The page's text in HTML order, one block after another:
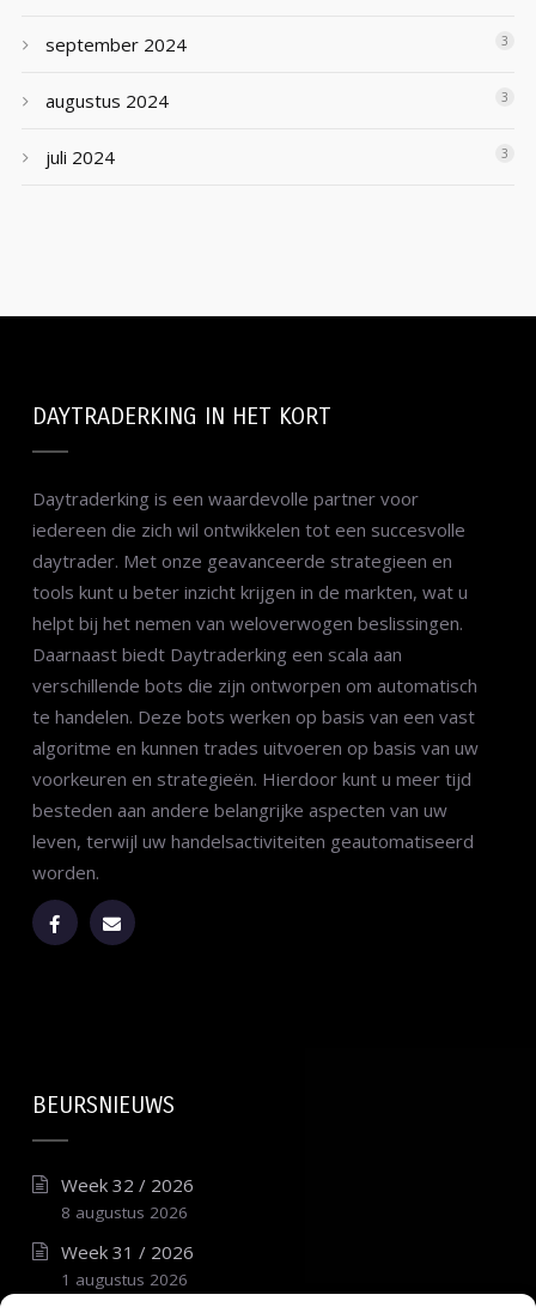
september 2024 3
augustus 2024 3
juli 2024 3
DAYTRADERKING IN HET KORT
Daytraderking is een waardevolle partner voor
iedereen die zich wil ontwikkelen tot een succesvolle
daytrader. Met onze geavanceerde strategieen en
tools kunt u beter inzicht krijgen in de markten, wat u
helpt bij het nemen van weloverwogen beslissingen.
Daarnaast biedt Daytraderking een scala aan
verschillende bots die zijn ontworpen om automatisch
te handelen. Deze bots werken op basis van een vast
algoritme en kunnen trades uitvoeren op basis van uw
voorkeuren en strategieën. Hierdoor kunt u meer tijd
besteden aan andere belangrijke aspecten van uw
leven, terwijl uw handelsactiviteiten geautomatiseerd
worden.
BEURSNIEUWS
Week 32 / 2026
8 augustus 2026
Week 31 / 2026
1 augustus 2026